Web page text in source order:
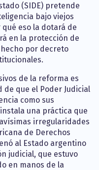
(SIDE) pretende
bajo viejos
eso la dotará de
en la protección de
por decreto
de la reforma es
que el Poder Judicial
como sus
una práctica que
irregularidades
de Derechos
al Estado argentino
judicial, que estuvo
en manos de la